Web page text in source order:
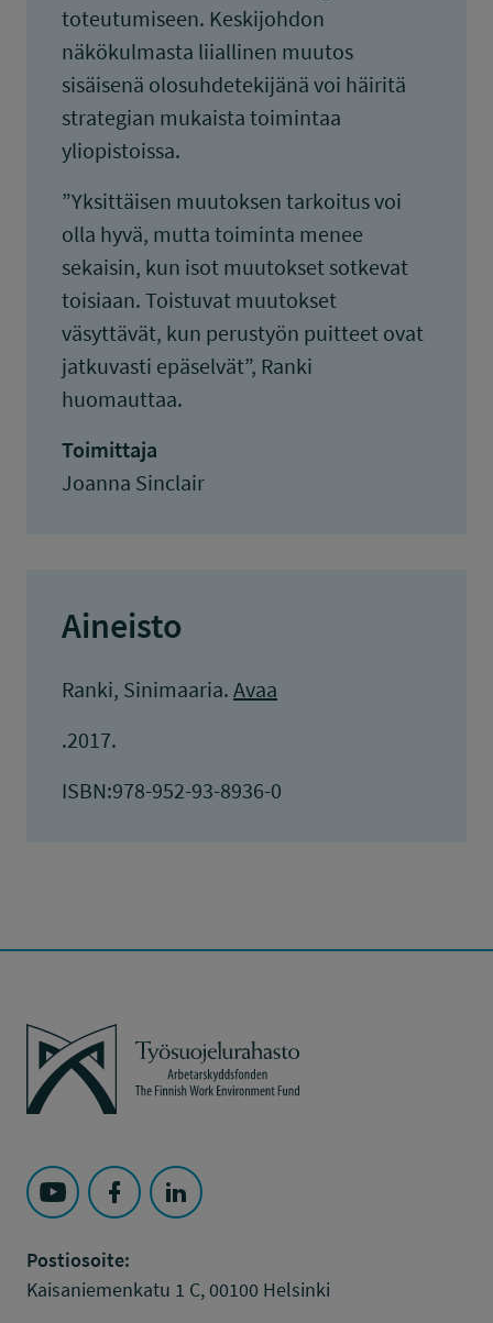
toteutumiseen. Keskijohdon
näkökulmasta liiallinen muutos
sisäisenä olosuhdetekijänä voi häiritä
strategian mukaista toimintaa
yliopistoissa.
”Yksittäisen muutoksen tarkoitus voi
olla hyvä, mutta toiminta menee
sekaisin, kun isot muutokset sotkevat
toisiaan. Toistuvat muutokset
väsyttävät, kun perustyön puitteet ovat
jatkuvasti epäselvät”, Ranki
huomauttaa.
Toimittaja
Joanna Sinclair
Aineisto
Ranki, Sinimaaria. Avaa
.2017.
ISBN:978-952-93-8936-0
Työsuojelurahasto
Seuraa Työsuojelurahasto kohteessa: YouTube
Seuraa Työsuojelurahasto kohteessa:
Seuraa Työsuojelurahasto kohteessa:
Postiosoite:
Kaisaniemenkatu 1 C, 00100 Helsinki